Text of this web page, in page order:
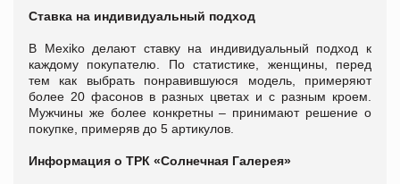
Ставка на индивидуальный подход
В Mexiko делают ставку на индивидуальный подход к
каждому покупателю. По статистике, женщины, перед
тем как выбрать понравившуюся модель, примеряют
более 20 фасонов в разных цветах и с разным кроем.
Мужчины же более конкретны – принимают решение о
покупке, примеряв до 5 артикулов.
Информация о ТРК «Солнечная Галерея»